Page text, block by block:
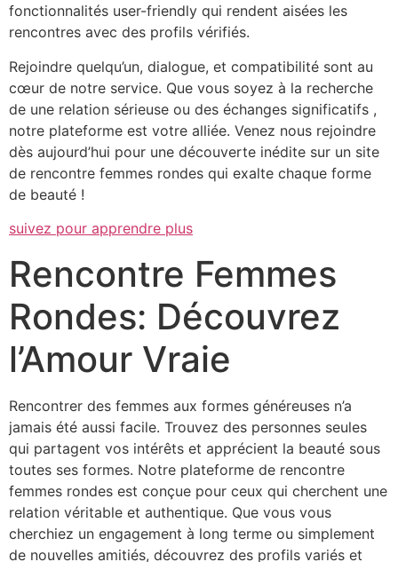
fonctionnalités user-friendly qui rendent aisées les
rencontres avec des profils vérifiés.
Rejoindre quelqu’un, dialogue, et compatibilité sont au
cœur de notre service. Que vous soyez à la recherche
de une relation sérieuse ou des échanges significatifs ,
notre plateforme est votre alliée. Venez nous rejoindre
dès aujourd’hui pour une découverte inédite sur un site
de rencontre femmes rondes qui exalte chaque forme
de beauté !
suivez pour apprendre plus
Rencontre Femmes
Rondes: Découvrez
l’Amour Vraie
Rencontrer des femmes aux formes généreuses n’a
jamais été aussi facile. Trouvez des personnes seules
qui partagent vos intérêts et apprécient la beauté sous
toutes ses formes. Notre plateforme de rencontre
femmes rondes est conçue pour ceux qui cherchent une
relation véritable et authentique. Que vous vous
cherchiez un engagement à long terme ou simplement
de nouvelles amitiés, découvrez des profils variés et